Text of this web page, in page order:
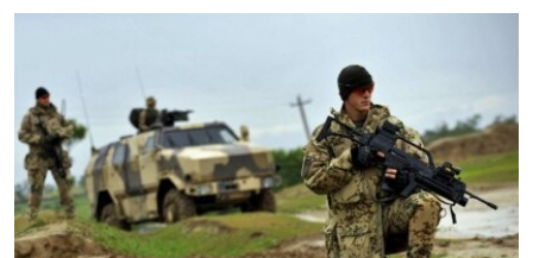
СВІТ
КИТАЙ.ВИКЛИКИ
МУЛЬТИМЕДІА
ФОТО
СПЕЦПРОЄКТИ